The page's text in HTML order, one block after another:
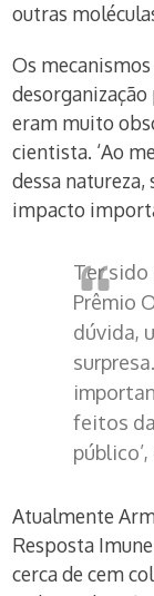
outras
Os
desorganização
eram muito
cientista. ‘Ao
dessa
impacto
Ter sido
Prêmio
dúvida,
feitos
Atualmente
Resposta
cerca de cem